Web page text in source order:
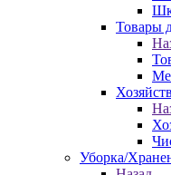
Товары
Уборка/